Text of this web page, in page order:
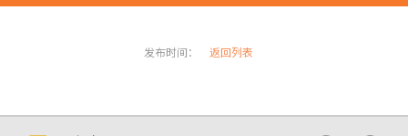
发布时间： 返回列表